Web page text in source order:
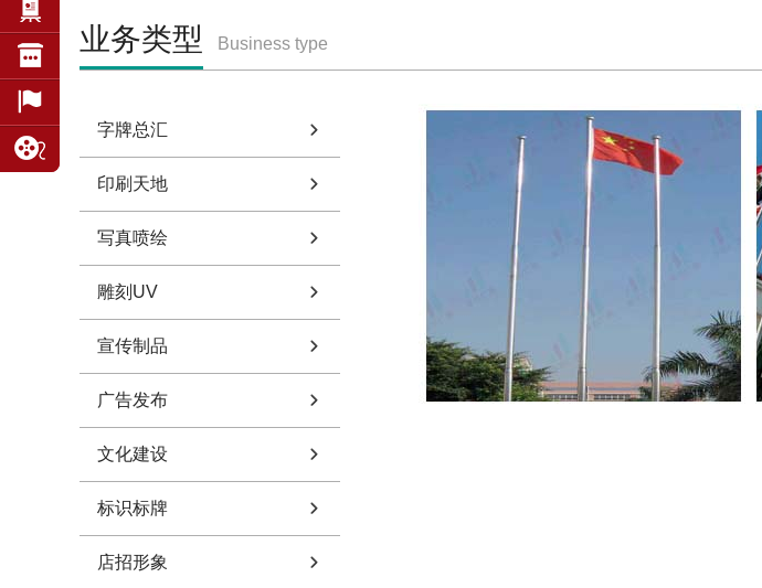
业务类型 Business type
字牌总汇
印刷天地
写真喷绘
雕刻UV
宣传制品
广告发布
文化建设
标识标牌
店招形象